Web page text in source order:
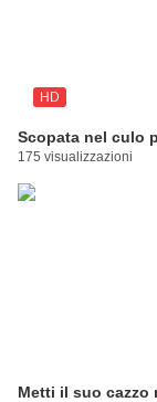
HD
Scopata nel culo
175 visualizzazioni
Metti il ​​suo cazzo